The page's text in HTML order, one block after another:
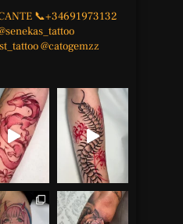
📞+34691973132
@catogemzz